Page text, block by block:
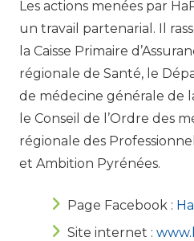
Les actions menées par
un travail partenarial. Il
la Caisse Primaire
régionale de Santé, le
de médecine générale de
le Conseil de l’Ordre des
régionale des
et Ambition Pyrénées.
Page Facebook :
Site internet :